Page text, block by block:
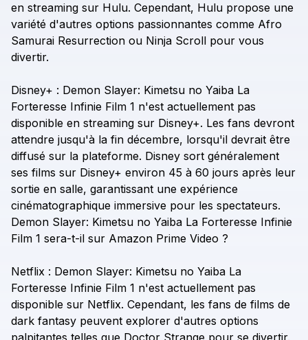
en streaming sur Hulu. Cependant, Hulu propose une
variété d'autres options passionnantes comme Afro
Samurai Resurrection ou Ninja Scroll pour vous
divertir.
Disney+ : Demon Slayer: Kimetsu no Yaiba La
Forteresse Infinie Film 1 n'est actuellement pas
disponible en streaming sur Disney+. Les fans devront
attendre jusqu'à la fin décembre, lorsqu'il devrait être
diffusé sur la plateforme. Disney sort généralement
ses films sur Disney+ environ 45 à 60 jours après leur
sortie en salle, garantissant une expérience
cinématographique immersive pour les spectateurs.
Demon Slayer: Kimetsu no Yaiba La Forteresse Infinie
Film 1 sera-t-il sur Amazon Prime Video ?
Netflix : Demon Slayer: Kimetsu no Yaiba La
Forteresse Infinie Film 1 n'est actuellement pas
disponible sur Netflix. Cependant, les fans de films de
dark fantasy peuvent explorer d'autres options
palpitantes telles que Doctor Strange pour se divertir.